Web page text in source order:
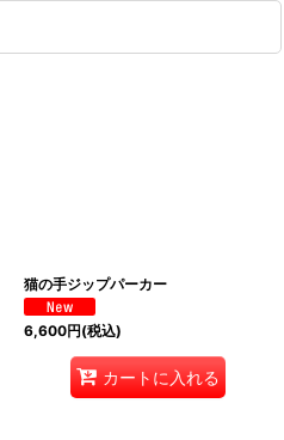
猫の手ジップパーカー
6,600円(税込)
カートに入れる